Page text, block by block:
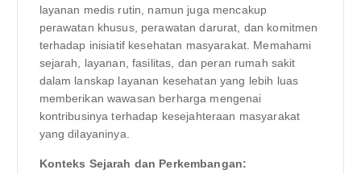
layanan medis rutin, namun juga mencakup
perawatan khusus, perawatan darurat, dan komitmen
terhadap inisiatif kesehatan masyarakat. Memahami
sejarah, layanan, fasilitas, dan peran rumah sakit
dalam lanskap layanan kesehatan yang lebih luas
memberikan wawasan berharga mengenai
kontribusinya terhadap kesejahteraan masyarakat
yang dilayaninya.
Konteks Sejarah dan Perkembangan: